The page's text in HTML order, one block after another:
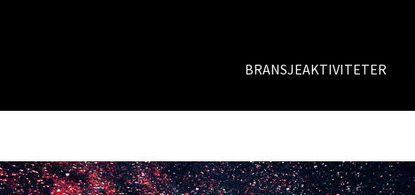
BRANSJEAKTIVITETER